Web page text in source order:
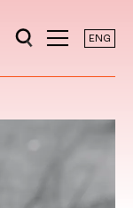
ENG